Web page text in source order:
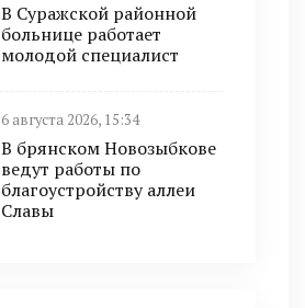
В Суражской районной
больнице работает
молодой специалист
6 августа 2026, 15:34
В брянском Новозыбкове
ведут работы по
благоустройству аллеи
Славы